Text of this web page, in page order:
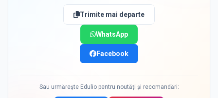
Trimite mai departe
WhatsApp
Facebook
Sau urmărește Edulio pentru noutăți și recomandări: